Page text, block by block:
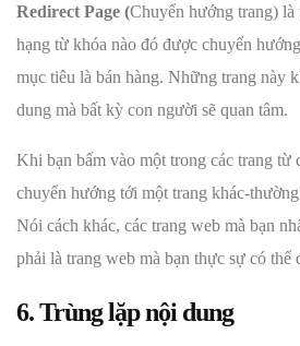
Redirect Page (Chuyển hướng trang)
hạng từ khóa nào đó được chuyển
mục tiêu là bán hàng. Những trang này
dung mà bất kỳ con người sẽ quan tâm.
Khi bạn bấm vào một trong các trang từ
chuyển hướng tới một trang khác-
Nói cách khác, các trang web mà bạn
phải là trang web mà bạn thực sự có thể
6. Trùng lặp nội dung